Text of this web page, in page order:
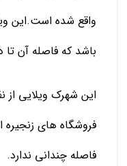
واقع شده است.این
باشد که فاصله آن تا دریا حدودا
این شهرک ویلایی از
فروشگاه های
فاصله چندانی ندارد.